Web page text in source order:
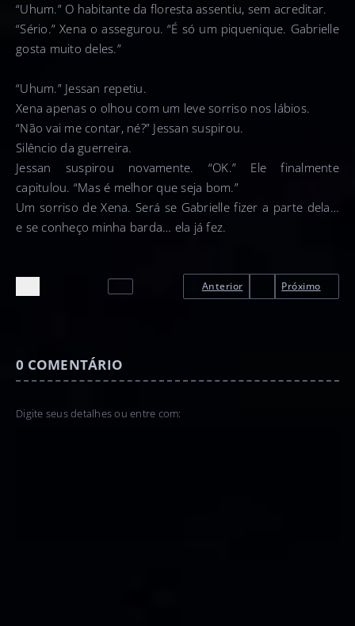
“Uhum.” O habitante da floresta assentiu, sem acreditar.
“Sério.” Xena o assegurou. “É só um piquenique. Gabrielle
gosta muito deles.”
“Uhum.” Jessan repetiu.
Xena apenas o olhou com um leve sorriso nos lábios.
“Não vai me contar, né?” Jessan suspirou.
Silêncio da guerreira.
Jessan suspirou novamente. “OK.” Ele finalmente
capitulou. “Mas é melhor que seja bom.”
Um sorriso de Xena. Será se Gabrielle fizer a parte dela…
e se conheço minha barda… ela já fez.
Anterior Próximo
0 COMENTÁRIO
Digite seus detalhes ou entre com: